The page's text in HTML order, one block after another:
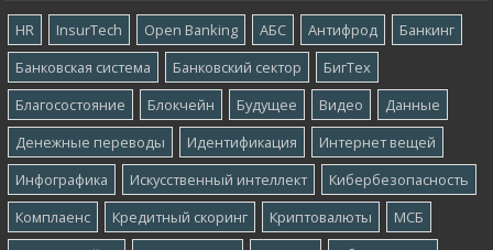
HR InsurTech Open Banking АБС Антифрод
Банкинг
Банковская система
Банковский сектор
БигТех
Благосостояние
Блокчейн Будущее Видео
Данные
Денежные переводы
Идентификация
Интернет вещей
Инфографика
Искусственный интеллект
Кибербезопасность
Комплаенс
Кредитный скоринг Криптовалюты
МСБ